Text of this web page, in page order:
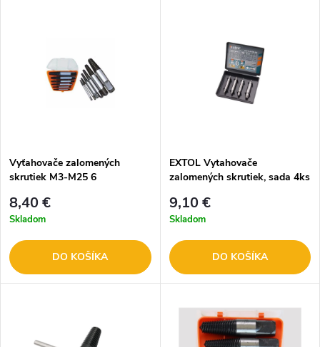
Vyťahovače zalomených
skrutiek M3-M25 6
8,40 €
Skladom
DO KOŠÍKA
EXTOL Vytahovače
zalomených skrutiek, sada 4ks
9,10 €
Skladom
DO KOŠÍKA